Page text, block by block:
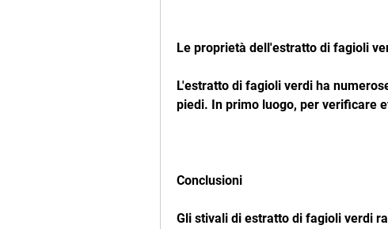
Le proprietà dell'estratto di fagioli
L'estratto di fagioli verdi ha
piedi. In primo luogo, per verificare
Conclusioni
Gli stivali di estratto di fagioli verdi